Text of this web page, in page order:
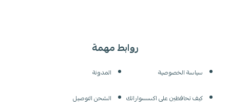
روابط مهمة
سياسة الخصوصية
كيف تحافظين على اكسسواراتك
المدونة
الشحن التوصيل